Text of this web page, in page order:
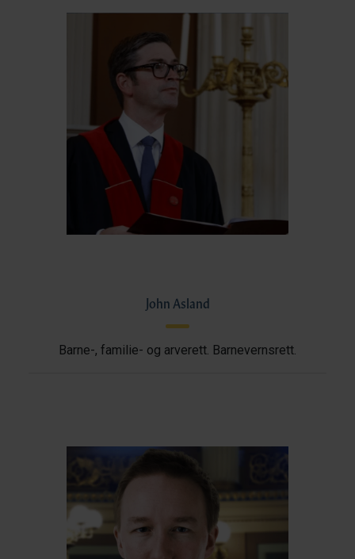
John Asland
Barne-, familie- og arverett. Barnevernsrett.